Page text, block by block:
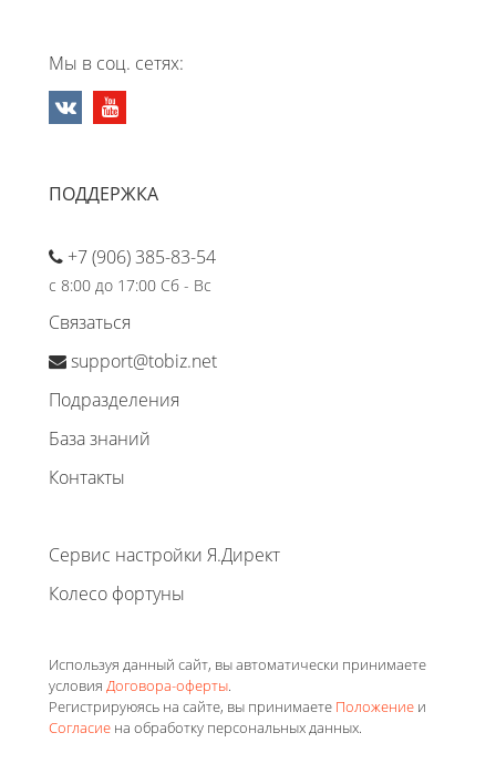
Мы в соц. сетях:
ПОДДЕРЖКА
+7 (906) 385-83-54
с 8:00 до 17:00 Сб - Вс
Связаться
support@tobiz.net
Подразделения
База знаний
Контакты
Сервис настройки Я.Директ
Колесо фортуны
Используя данный сайт, вы автоматически принимаете
условия Договора-оферты.
Регистрируюясь на сайте, вы принимаете Положение и
Согласие на обработку персональных данных.